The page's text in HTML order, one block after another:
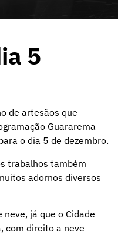
5
de artesãos que
Guararema
o dia 5 de dezembro.
trabalhos também
adornos diversos
já que o Cidade
com direito a neve